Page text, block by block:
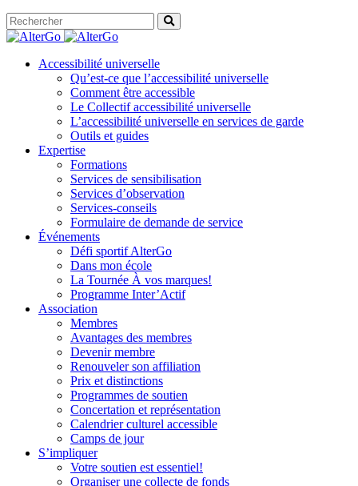
Accessibilité universelle
Qu’est-ce que l’accessibilité universelle
Comment être accessible
Le Collectif accessibilité universelle
L’accessibilité universelle en services de garde
Outils et guides
Expertise
Formations
Services de sensibilisation
Services d’observation
Services-conseils
Formulaire de demande de service
Événements
Défi sportif AlterGo
Dans mon école
La Tournée À vos marques!
Programme Inter’Actif
Association
Membres
Avantages des membres
Devenir membre
Renouveler son affiliation
Prix et distinctions
Programmes de soutien
Concertation et représentation
Calendrier culturel accessible
Camps de jour
S’impliquer
Votre soutien est essentiel!
Organiser une collecte de fonds